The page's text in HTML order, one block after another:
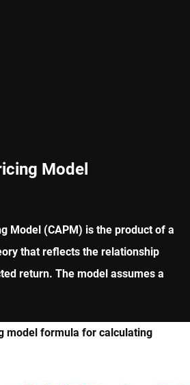
Model
Model (CAPM) is the product of a
that reflects the relationship
return. The model assumes a
model formula for calculating